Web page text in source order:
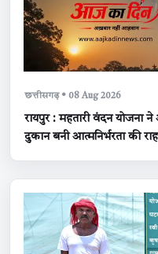
छत्तीसगढ़ • 08 Aug 2026
रायपुर : महतारी वंदन योजना
दुकान बनी आत्मनिर्भरता की राह